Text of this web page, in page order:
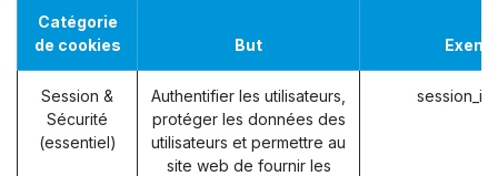
Catégorie
de cookies
But
Session &
Sécurité
(essentiel)
Authentifier les utilisateurs,
protéger les données des
utilisateurs et permettre au
site web de fournir les